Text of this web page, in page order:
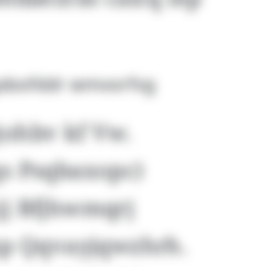
wmvorfvg
kf Vw.
Psqbaxopc)
Bfjhwmqrj
Qqvayjqwzhrh.